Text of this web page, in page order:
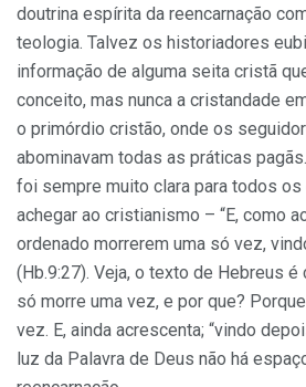
doutrina espírita da reencarnação
teologia. Talvez os historiadores
informação de alguma seita cristã
conceito, mas nunca a cristandade
o primórdio cristão, onde os
abominavam todas as práticas
foi sempre muito clara para todos os
achegar ao cristianismo – “E, como
ordenado morrerem uma só vez,
(Hb.9:27). Veja, o texto de Hebreus
só morre uma vez, e por que?
vez. E, ainda acrescenta; “vindo
luz da Palavra de Deus não há